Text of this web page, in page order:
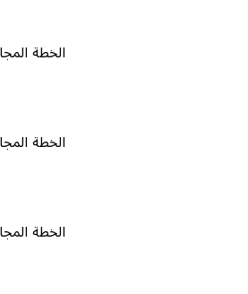
الخطة المجانية ٠
الخطة المجانية ٠
الخطة المجانية ٠